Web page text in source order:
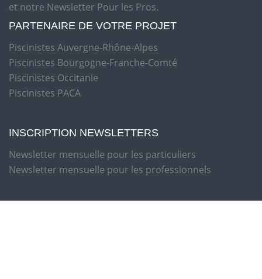
et notre Newsletter Pour les Pros.
PARTENAIRE DE VOTRE PROJET
Piscinistes Auvergne-Rhône-Alpes
Piscinistes Bourgogne-Franche-Comté
Piscinistes Occitanie
Piscinistes PACA
INSCRIPTION NEWSLETTERS
Newsletter mensuelle pour les particuliers
Newsletter mensuelle pour les professionnels